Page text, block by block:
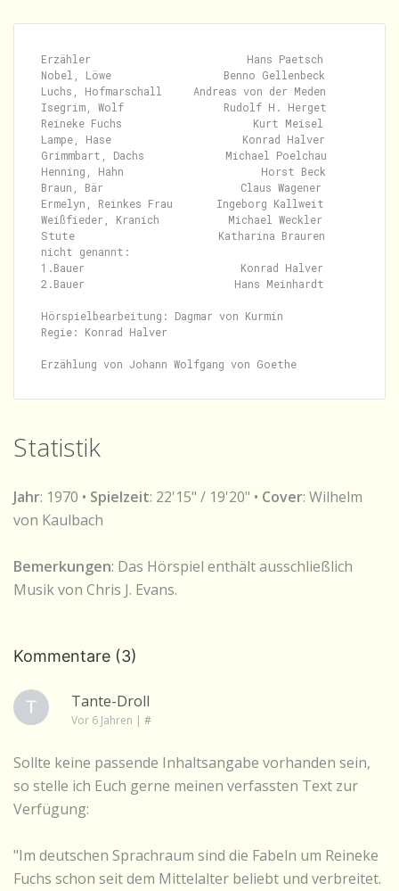
Erzähler                         Hans Paetsch
Nobel, Löwe                  Benno Gellenbeck
Luchs, Hofmarschall     Andreas von der Meden
Isegrim, Wolf                Rudolf H. Herget
Reineke Fuchs                     Kurt Meisel
Lampe, Hase                     Konrad Halver
Grimmbart, Dachs             Michael Poelchau
Henning, Hahn                      Horst Beck
Braun, Bär                      Claus Wagener
Ermelyn, Reinkes Frau       Ingeborg Kallweit
Weißfieder, Kranich           Michael Weckler
Stute                       Katharina Brauren
nicht genannt:
1.Bauer                         Konrad Halver
2.Bauer                        Hans Meinhardt
Hörspielbearbeitung: Dagmar von Kurmin
Regie: Konrad Halver
Statistik
Jahr: 1970 • Spielzeit: 22'15" / 19'20" • Cover: Wilhelm
von Kaulbach
Bemerkungen: Das Hörspiel enthält ausschließlich
Musik von Chris J. Evans.
Kommentare (3)
Tante-Droll
Vor 6 Jahren | #
Sollte keine passende Inhaltsangabe vorhanden sein,
so stelle ich Euch gerne meinen verfassten Text zur
Verfügung:
"Im deutschen Sprachraum sind die Fabeln um Reineke
Fuchs schon seit dem Mittelalter beliebt und verbreitet.